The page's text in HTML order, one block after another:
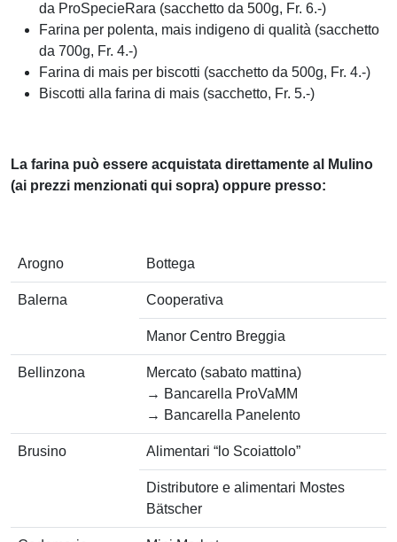
da ProSpecieRara (sacchetto da 500g, Fr. 6.-)
Farina per polenta, mais indigeno di qualità (sacchetto
da 700g, Fr. 4.-)
Farina di mais per biscotti (sacchetto da 500g, Fr. 4.-)
Biscotti alla farina di mais (sacchetto, Fr. 5.-)
La farina può essere acquistata direttamente al Mulino
(ai prezzi menzionati qui sopra) oppure presso:
Arogno Bottega
Balerna Cooperativa
Manor Centro Breggia
Bellinzona
Mercato (sabato mattina)
→ Bancarella ProVaMM
→ Bancarella Panelento
Brusino Alimentari “lo Scoiattolo”
Distributore e alimentari Mostes
Bätscher